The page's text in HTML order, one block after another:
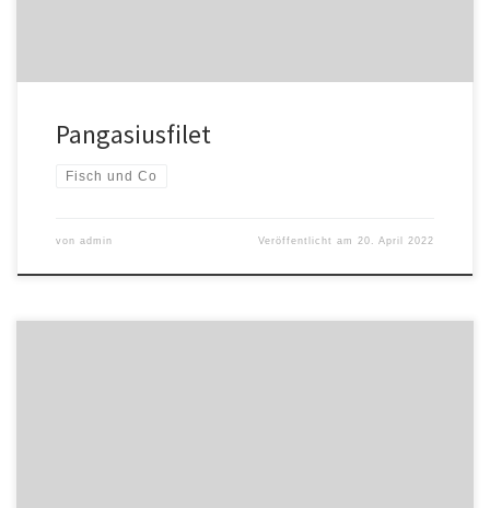
Pangasiusfilet
Fisch und Co
von admin Veröffentlicht am 20. April 2022